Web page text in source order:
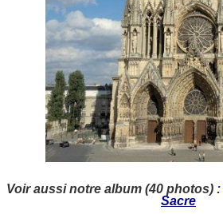
Voir aussi notre album (40 photos) :
Sacre